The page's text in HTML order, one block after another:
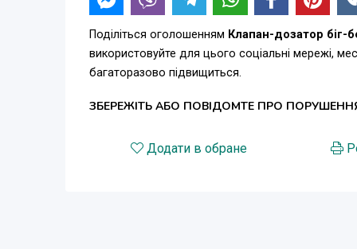
Поділіться оголошенням Клапан-дозатор біг-
використовуйте для цього соціальні мережі,
багаторазово підвищиться.
ЗБЕРЕЖІТЬ АБО ПОВІДОМТЕ ПРО
Додати в обране